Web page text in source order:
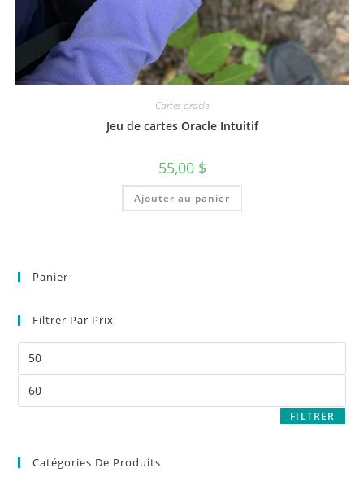
Cartes oracle
Jeu de cartes Oracle Intuitif
55,00 $
Ajouter au panier
Panier
Filtrer Par Prix
FILTRER
Catégories De Produits